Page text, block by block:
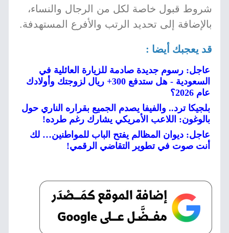
شروط قبول خاصة لكل من الرجال والنساء،
بالإضافة إلى تحديد الرتب والأفرع المستهدفة.
قد يعجبك أيضا :
عاجل: رسوم جديدة صادمة للزيارة العائلية في
السعودية - هل ستدفع 300+ ريال لزوجتك وأولادك
عام 2026؟
بلجيكا ترد.. والفيفا يصدم الجميع بقراره الناري حول
بالوغون: اللاعب الأمريكي يشارك رغم طرده!
عاجل: ديوان المظالم يفتح الباب للمواطنين… لك
أنت صوت في تطوير التقاضي الرقمي!